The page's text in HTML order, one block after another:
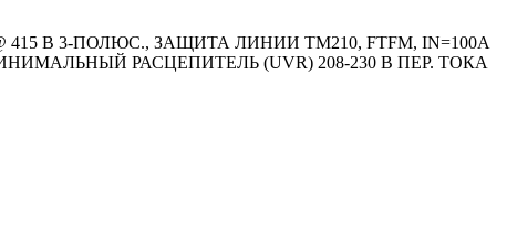
В 3-ПОЛЮС., ЗАЩИТА ЛИНИИ TM210, FTFM, IN=100A
РАСЦЕПИТЕЛЬ (UVR) 208-230 В ПЕР. ТОКА